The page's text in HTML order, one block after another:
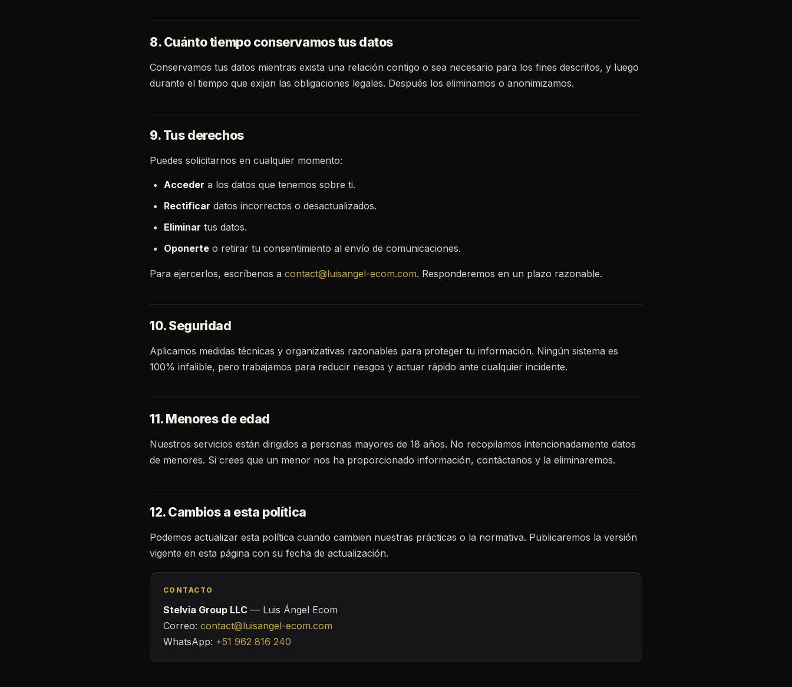
8. Cuánto tiempo conservamos tus datos
Conservamos tus datos mientras exista una relación contigo o sea necesario para los fines descritos, y luego
durante el tiempo que exijan las obligaciones legales. Después los eliminamos o anonimizamos.
9. Tus derechos
Puedes solicitarnos en cualquier momento:
Acceder a los datos que tenemos sobre ti.
Rectificar datos incorrectos o desactualizados.
Eliminar tus datos.
Oponerte o retirar tu consentimiento al envío de comunicaciones.
Para ejercerlos, escríbenos a contact@luisangel-ecom.com. Responderemos en un plazo razonable.
10. Seguridad
Aplicamos medidas técnicas y organizativas razonables para proteger tu información. Ningún sistema es
100% infalible, pero trabajamos para reducir riesgos y actuar rápido ante cualquier incidente.
11. Menores de edad
Nuestros servicios están dirigidos a personas mayores de 18 años. No recopilamos intencionadamente datos
de menores. Si crees que un menor nos ha proporcionado información, contáctanos y la eliminaremos.
12. Cambios a esta política
Podemos actualizar esta política cuando cambien nuestras prácticas o la normativa. Publicaremos la versión
vigente en esta página con su fecha de actualización.
CONTACTO
Stelvia Group LLC — Luis Ángel Ecom
Correo: contact@luisangel-ecom.com
WhatsApp: +51 962 816 240